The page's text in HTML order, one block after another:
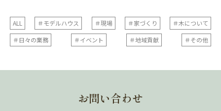
ALL ＃モデルハウス ＃現場 ＃家づくり
＃木について
＃日々の業務
＃イベント ＃地域貢献 ＃その他
お問い合わせ